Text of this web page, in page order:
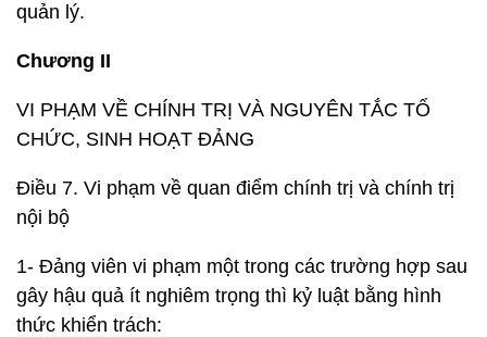
quản lý.
Chương II
VI PHẠM VỀ CHÍNH TRỊ VÀ NGUYÊN TẮC TỔ
CHỨC, SINH HOẠT ĐẢNG
Điều 7. Vi phạm về quan điểm chính trị và chính trị
nội bộ
1- Đảng viên vi phạm một trong các trường hợp sau
gây hậu quả ít nghiêm trọng thì kỷ luật bằng hình
thức khiển trách: